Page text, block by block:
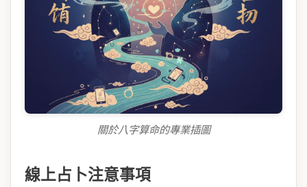
關於八字算命的專業插圖
線上占卜注意事項